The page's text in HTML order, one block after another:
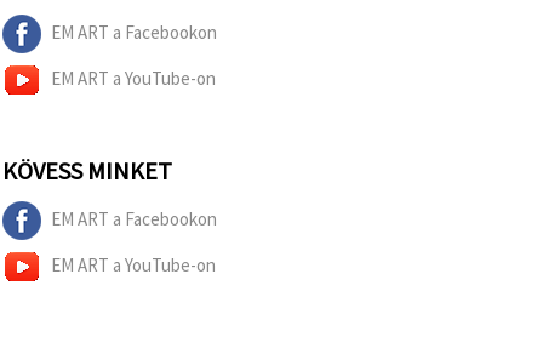
EM ART a Facebookon
EM ART a YouTube-on
KÖVESS MINKET
EM ART a Facebookon
EM ART a YouTube-on